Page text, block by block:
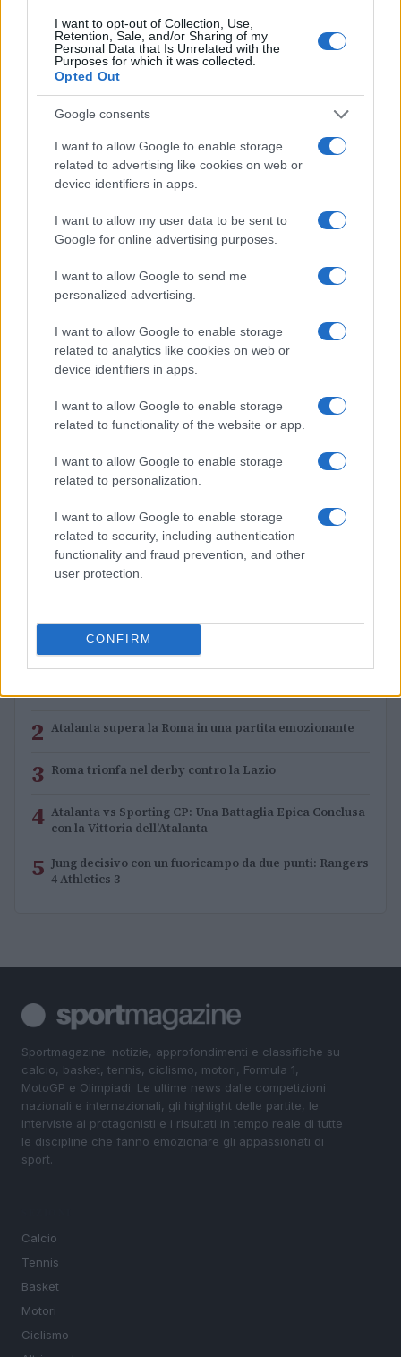
I want to opt-out of Collection, Use,
Retention, Sale, and/or Sharing of my
Personal Data that Is Unrelated with the
Purposes for which it was collected.
Opted Out
Google consents
I want to allow Google to enable storage
related to advertising like cookies on web or
device identifiers in apps.
I want to allow my user data to be sent to
Google for online advertising purposes.
I want to allow Google to send me
personalized advertising.
I want to allow Google to enable storage
related to analytics like cookies on web or
device identifiers in apps.
I want to allow Google to enable storage
related to functionality of the website or app.
I want to allow Google to enable storage
related to personalization.
I want to allow Google to enable storage
related to security, including authentication
functionality and fraud prevention, and other
user protection.
CONFIRM
RISULTATI
Jung decisivo con un fuoricampo da due punti:
Rangers 4 Athletics 3
Matteo Pellegrino · 26 Apr 2026
Resoconto della week 4 della UFL 2026: Kings vincono
in overtime, Aviators sorprendono i Renegades
Beatrice Beretta · 18 Apr 2026
PIÙ LETTI
eventi
2 Atalanta supera la Roma in una partita emozionante
3 Roma trionfa nel derby contro la Lazio
4 Atalanta vs Sporting CP: Una Battaglia Epica Conclusa
con la Vittoria dell’Atalanta
5 Jung decisivo con un fuoricampo da due punti: Rangers
4 Athletics 3
Sportmagazine: notizie, approfondimenti e classifiche su
calcio, basket, tennis, ciclismo, motori, Formula 1,
MotoGP e Olimpiadi. Le ultime news dalle competizioni
nazionali e internazionali, gli highlight delle partite, le
interviste ai protagonisti e i risultati in tempo reale di tutte
le discipline che fanno emozionare gli appassionati di
sport.
Calcio
Tennis
Basket
Motori
Ciclismo